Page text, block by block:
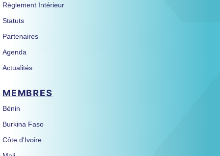
Règlement Intérieur
Statuts
Partenaires
Agenda
Actualités
MEMBRES
Bénin
Burkina Faso
Côte d'Ivoire